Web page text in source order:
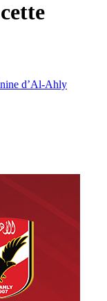
d’Al-Ahly